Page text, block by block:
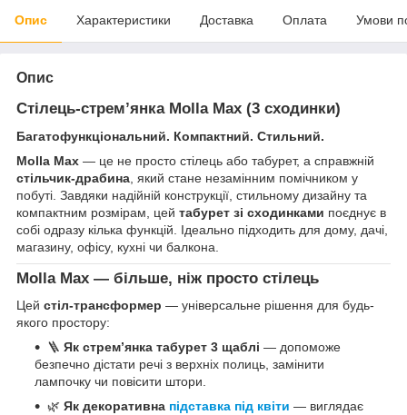
Опис Характеристики Доставка Оплата Умови
Опис
Стілець-стрем’янка Molla Max (3 сходинки)
Багатофункціональний. Компактний. Стильний.
Molla Max — це не просто стілець або табурет, а справжній
стільчик-драбина , який стане незамінним помічником у
побуті. Завдяки надійній конструкції, стильному дизайну та
компактним розмірам, цей табурет зі сходинками поєднує в
собі одразу кілька функцій. Ідеально підходить для дому, дачі,
магазину, офісу, кухні чи балкона.
Molla Max — більше, ніж просто стілець
Цей стіл-трансформер — універсальне рішення для будь-
якого простору:
🪜 Як стрем’янка табурет 3 щаблі — допоможе
безпечно дістати речі з верхніх полиць, замінити
лампочку чи повісити штори.
🌿 Як декоративна підставка під квіти — виглядає